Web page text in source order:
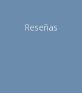
Reseñas